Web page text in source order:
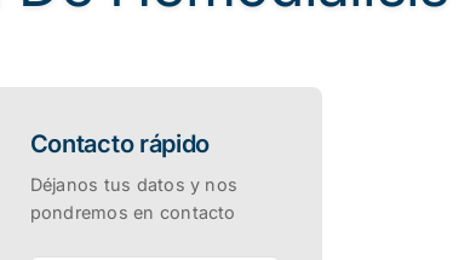
Contacto rápido
Déjanos tus datos y nos
pondremos en contacto